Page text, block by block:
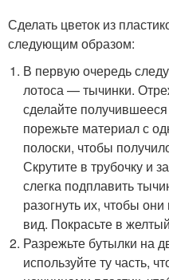
Сделать цветок из
следующим образом:
В первую очередь
лотоса — тычинки.
сделайте
порежьте материал с
полоски, чтобы
Скрутите в трубочку и
слегка подплавить
разогнуть их, чтобы
вид. Покрасьте в
Разрежьте бутылки на
используйте ту часть,